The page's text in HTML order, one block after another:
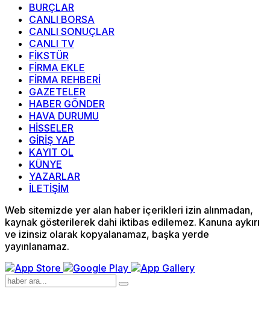
BURÇLAR
CANLI BORSA
CANLI SONUÇLAR
CANLI TV
FİKSTÜR
FİRMA EKLE
FİRMA REHBERİ
GAZETELER
HABER GÖNDER
HAVA DURUMU
HİSSELER
GİRİŞ YAP
KAYIT OL
KÜNYE
YAZARLAR
İLETİŞİM
Web sitemizde yer alan haber içerikleri izin alınmadan,
kaynak gösterilerek dahi iktibas edilemez. Kanuna aykırı
ve izinsiz olarak kopyalanamaz, başka yerde
yayınlanamaz.